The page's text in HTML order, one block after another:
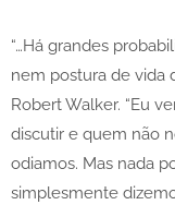
“…Há grandes
nem postura de vida
Robert Walker. “Eu
discutir e quem não
odiamos. Mas nada
simplesmente